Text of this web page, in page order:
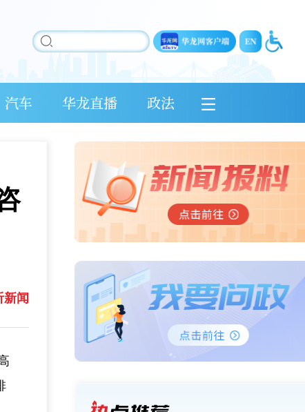
汽车 华龙直播 政法
新闻